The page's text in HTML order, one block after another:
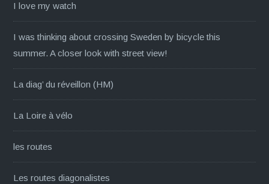
I love my watch
I was thinking about crossing Sweden by bicycle this
summer. A closer look with street view!
La diag’ du réveillon (HM)
La Loire à vélo
les routes
Les routes diagonalistes